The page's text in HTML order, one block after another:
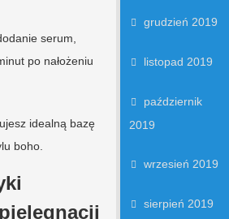
serum,
po nałożeniu
idealną bazę
boho.
grudzień 2019
listopad 2019
październik
2019
wrzesień 2019
sierpień 2019